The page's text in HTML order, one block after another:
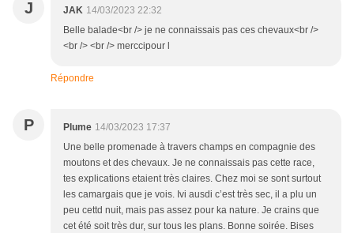
J JAK 14/03/2023 22:32
Belle balade<br /> je ne connaissais pas ces chevaux<br />
<br /> <br /> merccipour l
Répondre
P Plume 14/03/2023 17:37
Une belle promenade à travers champs en compagnie des
moutons et des chevaux. Je ne connaissais pas cette race,
tes explications etaient très claires. Chez moi se sont surtout
les camargais que je vois. Ivi ausdi c’est très sec, il a plu un
peu cettd nuit, mais pas assez pour ka nature. Je crains que
cet été soit très dur, sur tous les plans. Bonne soirée. Bises